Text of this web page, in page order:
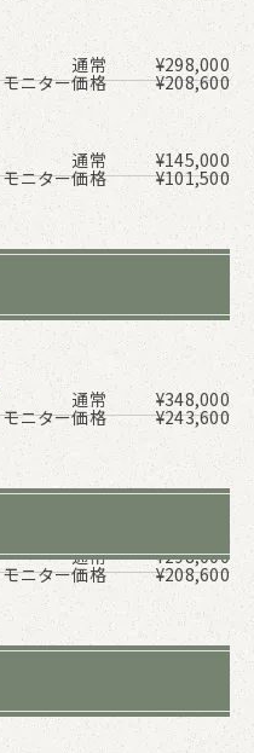
モニター価格 ¥208,600
通常 ¥298,000
モニター価格 ¥101,500
通常 ¥145,000
モニター価格 ¥243,600
通常 ¥348,000
モニター価格 ¥208,600
通常 ¥298,000